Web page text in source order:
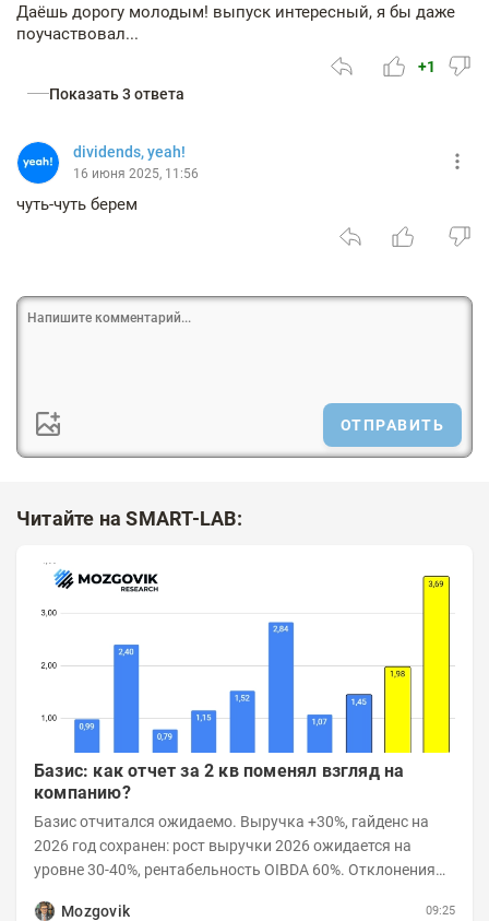
Даёшь дорогу молодым! выпуск интересный, я бы даже
поучаствовал...
+1
Показать 3 ответа
dividends, yeah!
16 июня 2025, 11:56
чуть-чуть берем
ОТПРАВИТЬ
Читайте на SMART-LAB:
Базис: как отчет за 2 кв поменял взгляд на
компанию?
Базис отчитался ожидаемо. Выручка +30%, гайденс на
2026 год сохранен: рост выручки 2026 ожидается на
уровне 30-40%, рентабельность OIBDA 60%. Отклонения
Mozgovik
09:25